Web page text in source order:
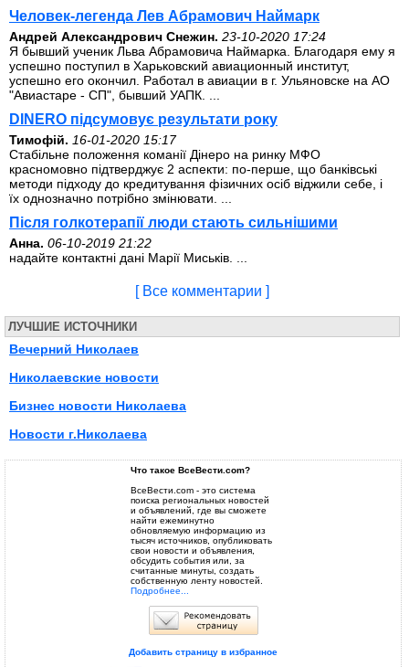
Человек-легенда Лев Абрамович Наймарк
Андрей Александрович Снежин. 23-10-2020 17:24
Я бывший ученик Льва Абрамовича Наймарка. Благодаря ему я
успешно поступил в Харьковский авиационный институт,
успешно его окончил. Работал в авиации в г. Ульяновске на АО
"Авиастаре - СП", бывший УАПК. ...
DINERO підсумовує результати року
Тимофій. 16-01-2020 15:17
Стабільне положення команії Дінеро на ринку МФО
красномовно підтверджує 2 аспекти: по-перше, що банківські
методи підходу до кредитування фізичних осіб віджили себе, і
їх однозначно потрібно змінювати. ...
Після голкотерапії люди стають сильнішими
Анна. 06-10-2019 21:22
надайте контактні дані Марії Миськів. ...
[ Все комментарии ]
ЛУЧШИЕ ИСТОЧНИКИ
Вечерний Николаев
Николаевские новости
Бизнес новости Николаева
Новости г.Николаева
Что такое ВсеВести.com?
ВсеВести.com - это система
поиска региональных новостей
и объявлений, где вы сможете
найти ежеминутно
обновляемую информацию из
тысяч источников, опубликовать
свои новости и объявления,
обсудить события или, за
считанные минуты, создать
собственную ленту новостей.
Подробнее...
Добавить страницу в избранное